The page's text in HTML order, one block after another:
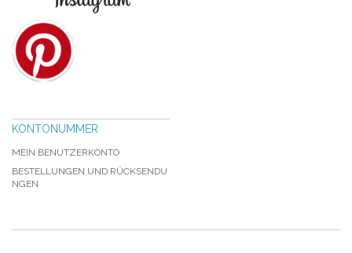
KONTONUMMER
MEIN BENUTZERKONTO
BESTELLUNGEN UND RÜCKSENDU
NGEN